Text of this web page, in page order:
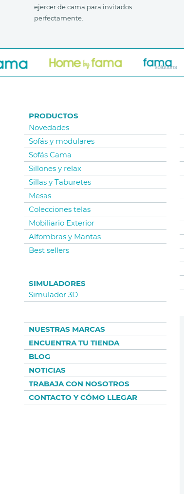
ejercer de cama para invitados
perfectamente.
PRODUCTOS
Novedades
Sofás y modulares
Sofás Cama
Sillones y relax
Sillas y Taburetes
Mesas
Colecciones telas
Mobiliario Exterior
Alfombras y Mantas
Best sellers
SIMULADORES
Simulador 3D
NUESTRAS MARCAS
ENCUENTRA TU TIENDA
BLOG
NOTICIAS
TRABAJA CON NOSOTROS
CONTACTO Y CÓMO LLEGAR